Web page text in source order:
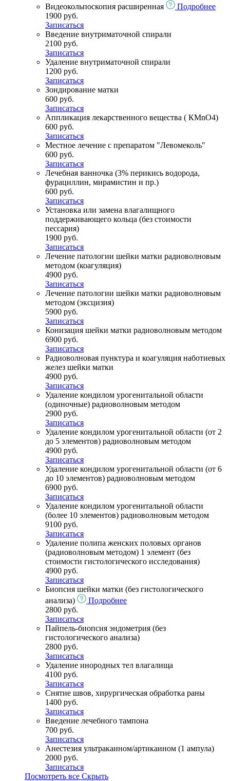
Видеокольпоскопия расширенная
Подробнее
1900 руб.
Записаться
Введение внутриматочной спирали
2100 руб.
Записаться
Удаление внутриматочной спирали
1200 руб.
Записаться
Зондирование матки
600 руб.
Записаться
Аппликация лекарственного вещества ( КМnO4)
600 руб.
Записаться
Местное лечение с препаратом "Левомеколь"
600 руб.
Записаться
Лечебная ванночка (3% перикись водорода,
фурациллин, мирамистин и пр.)
600 руб.
Записаться
Установка или замена влагалищного
поддерживающего кольца (без стоимости
пессария)
1900 руб.
Записаться
Лечение патологии шейки матки радиоволновым
методом (коагуляция)
4900 руб.
Записаться
Лечение патологии шейки матки радиоволновым
методом (эксцизия)
5900 руб.
Записаться
Конизация шейки матки радиоволновым методом
6900 руб.
Записаться
Радиоволновая пунктура и коагуляция наботиевых
желез шейки матки
4900 руб.
Записаться
Удаление кондилом урогенитальной области
(одиночные) радиоволновым методом
2900 руб.
Записаться
Удаление кондилом урогенитальной области (от 2
до 5 элементов) радиоволновым методом
4900 руб.
Записаться
Удаление кондилом урогенитальной области (от 6
до 10 элементов) радиоволновым методом
6900 руб.
Записаться
Удаление кондилом урогенитальной области
(более 10 элементов) радиоволновым методом
9100 руб.
Записаться
Удаление полипа женских половых органов
(радиоволновым методом) 1 элемент (без
стоимости гистологического исследования)
4900 руб.
Записаться
Биопсия шейки матки (без гистологического
анализа)
Подробнее
2800 руб.
Записаться
Пайпель-биопсия эндометрия (без
гистологического анализа)
2800 руб.
Записаться
Удаление инородных тел влагалища
4100 руб.
Записаться
Снятие швов, хирургическая обработка раны
1400 руб.
Записаться
Введение лечебного тампона
700 руб.
Записаться
Анестезия ультракаином/артикаином (1 ампула)
2000 руб.
Записаться
Посмотреть все Скрыть